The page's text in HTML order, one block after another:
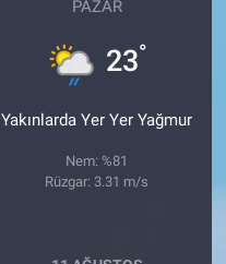
PAZAR
23°
Yakınlarda Yer Yer Yağmur
Nem: %81
Rüzgar: 3.31 m/s